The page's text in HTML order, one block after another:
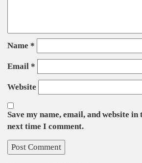
Name *
Email *
Website
Save my name, email, and website
next time I comment.